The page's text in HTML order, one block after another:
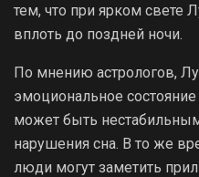
тем, что при ярком свете
вплоть до поздней ночи.
По мнению астрологов,
эмоциональное
может быть
нарушения сна. В то же
люди могут заметить